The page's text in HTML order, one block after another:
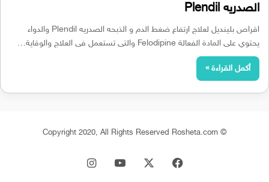
الصدريه Plendil
اقراص بلينديل لعلاج ارتفاع ضغط الدم و الذبحه الصدريه Plendil والدواء
يحتوي على المادة الفعالة Felodipine والتى تستعمل فى العلاج والوقاية…
أكمل القراءة »
© Copyright 2020, All Rights Reserved Rosheta.com
فيسبوك ‫YouTube